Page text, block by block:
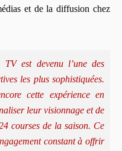
et de la diffusion chez
est devenu l’une des
les plus sophistiquées.
cette expérience en
leur visionnage et de
courses de la saison. Ce
constant à offrir